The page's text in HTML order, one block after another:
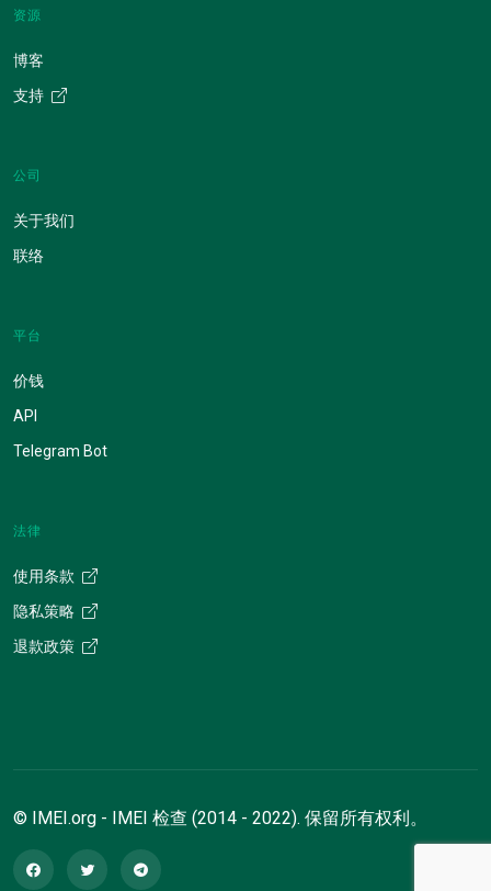
资源
博客
支持
公司
关于我们
联络
平台
价钱
API
Telegram Bot
法律
使用条款
隐私策略
退款政策
© IMEI.org - IMEI 检查 (2014 - 2022). 保留所有权利。